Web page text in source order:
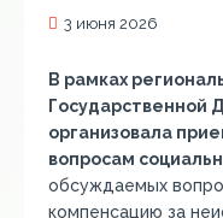
3 июня 2026
В рамках
Государственной
организовала
вопросам
обсуждаемых
компенсацию за